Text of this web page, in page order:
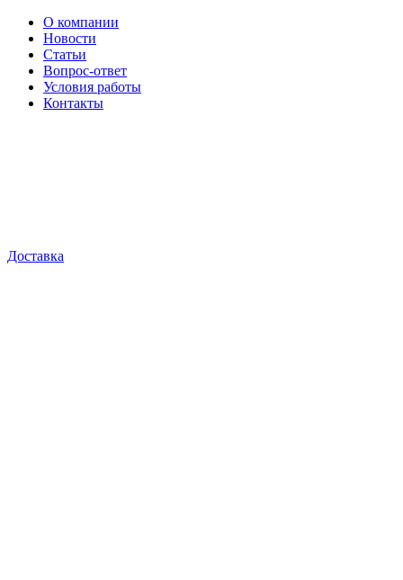
О компании
Новости
Статьи
Вопрос-ответ
Условия работы
Контакты
Доставка